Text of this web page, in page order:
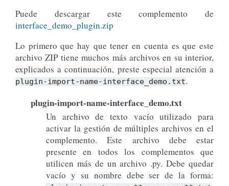
Puede descargar este complemento de
interface_demo_plugin.zip
Lo primero que hay que tener en cuenta es que este
archivo ZIP tiene muchos más archivos en su interior,
explicados a continuación, preste especial atención a
plugin-import-name-interface_demo.txt.
plugin-import-name-interface_demo.txt
Un archivo de texto vacío utilizado para
activar la gestión de múltiples archivos en el
complemento. Este archivo debe estar
presente en todos los complementos que
utilicen más de un archivo .py. Debe quedar
vacío y su nombre debe ser de la forma: